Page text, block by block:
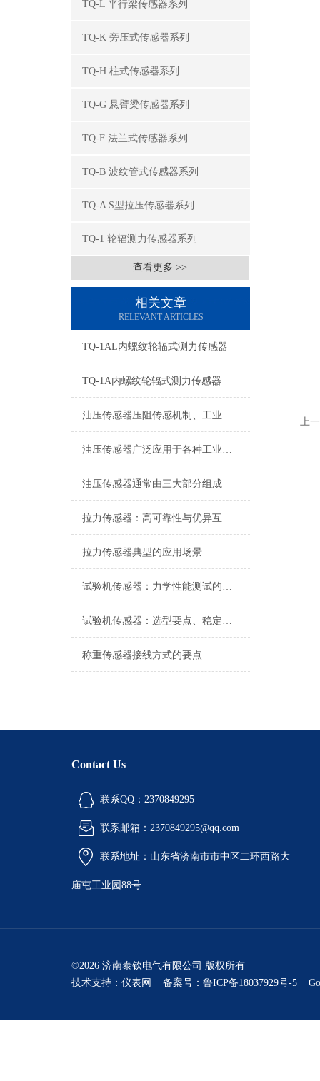
TQ-L 平行梁传感器系列
TQ-K 旁压式传感器系列
TQ-H 柱式传感器系列
TQ-G 悬臂梁传感器系列
TQ-F 法兰式传感器系列
TQ-B 波纹管式传感器系列
TQ-A S型拉压传感器系列
TQ-1 轮辐测力传感器系列
查看更多 >>
相关文章
RELEVANT ARTICLES
TQ-1AL内螺纹轮辐式测力传感器
TQ-1A内螺纹轮辐式测力传感器
油压传感器压阻传感机制、工业工况适配与标准化运维管理
油压传感器广泛应用于各种工业自控环境
油压传感器通常由三大部分组成
拉力传感器：高可靠性与优异互换性的技术解析
拉力传感器典型的应用场景
试验机传感器：力学性能测试的核心组件解析
试验机传感器：选型要点、稳定性及分类详解
称重传感器接线方式的要点
上
Contact Us
联系QQ：2370849295
联系邮箱：2370849295@qq.com
联系地址：山东省济南市市中区二环西路大
庙屯工业园88号
©2026 济南泰钦电气有限公司 版权所有
技术支持： 仪表网 备案号：鲁ICP备18037929号-5